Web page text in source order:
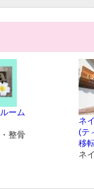
ーム
整骨
ネ
(テ
移
ネ